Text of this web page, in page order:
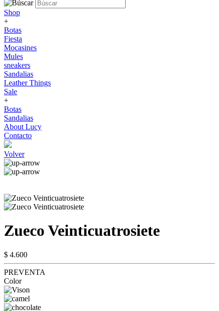
Shop
+
Botas
Fiesta
Mocasines
Mules
sneakers
Sandalias
Leather Things
Sale
+
Botas
Sandalias
About Lucy
Contacto
Volver
Zueco Veinticuatrosiete
$ 4.600
PREVENTA
Color